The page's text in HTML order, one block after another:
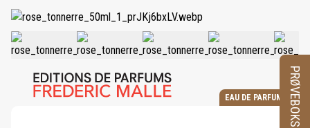
EAU DE PARFUM PRØVEBOKS